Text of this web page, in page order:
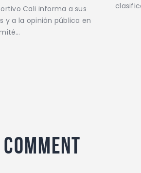
Cali informa a sus
y a la opinión pública en